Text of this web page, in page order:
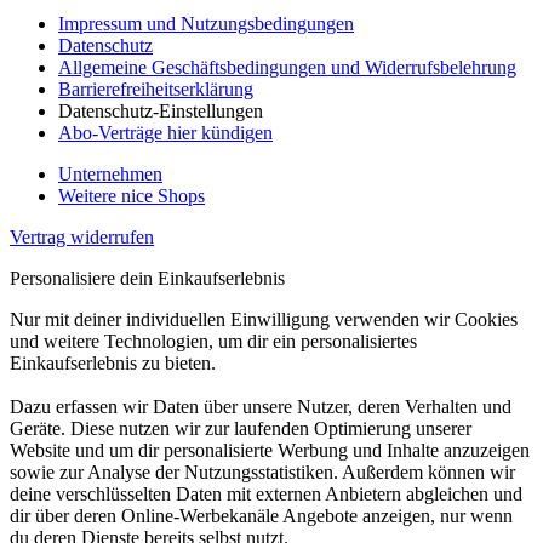
Impressum und Nutzungsbedingungen
Datenschutz
Allgemeine Geschäftsbedingungen und Widerrufsbelehrung
Barrierefreiheitserklärung
Datenschutz-Einstellungen
Abo-Verträge hier kündigen
Unternehmen
Weitere nice Shops
Vertrag widerrufen
Personalisiere dein Einkaufserlebnis
Nur mit deiner individuellen Einwilligung verwenden wir Cookies
und weitere Technologien, um dir ein personalisiertes
Einkaufserlebnis zu bieten.
Dazu erfassen wir Daten über unsere Nutzer, deren Verhalten und
Geräte. Diese nutzen wir zur laufenden Optimierung unserer
Website und um dir personalisierte Werbung und Inhalte anzuzeigen
sowie zur Analyse der Nutzungsstatistiken. Außerdem können wir
deine verschlüsselten Daten mit externen Anbietern abgleichen und
dir über deren Online-Werbekanäle Angebote anzeigen, nur wenn
du deren Dienste bereits selbst nutzt.